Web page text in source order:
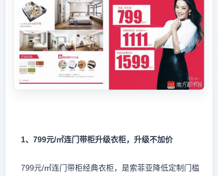
1、799元/㎡连门带柜升级衣柜，升级不加价
799元/㎡连门带柜经典衣柜，是索菲亚降低定制门槛